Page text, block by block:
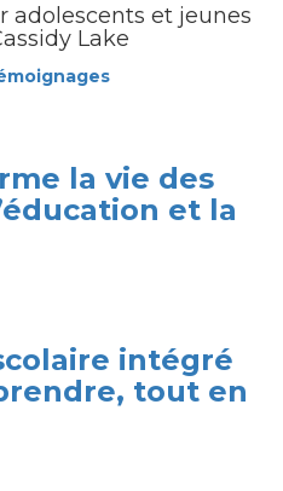
adolescents et jeunes
Lake
la vie des
et la
intégré
tout en